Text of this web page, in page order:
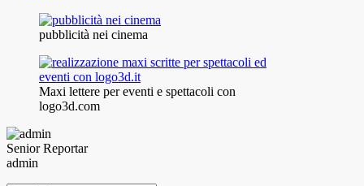
pubblicità nei cinema
Maxi lettere per eventi e spettacoli con
logo3d.com
Senior Reportar
admin